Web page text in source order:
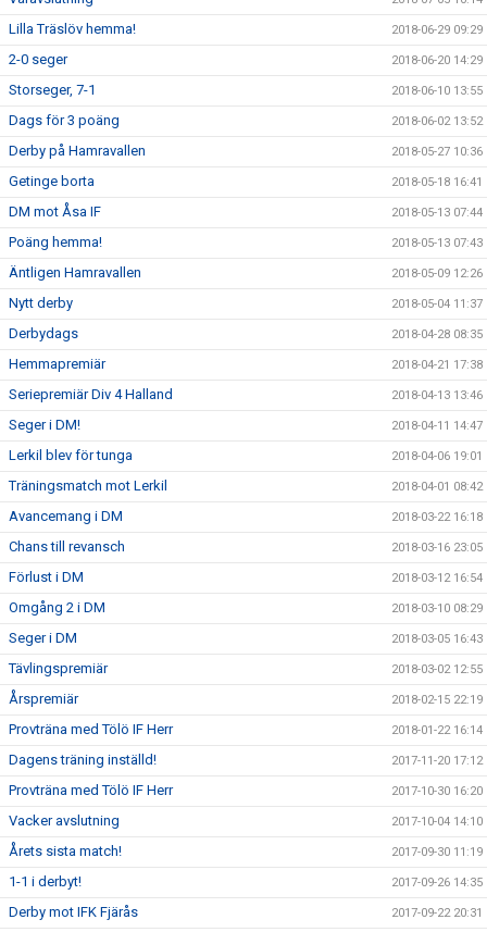
Lilla Träslöv hemma! 2018-06-29 09:29
2-0 seger 2018-06-20 14:29
Storseger, 7-1 2018-06-10 13:55
Dags för 3 poäng 2018-06-02 13:52
Derby på Hamravallen 2018-05-27 10:36
Getinge borta 2018-05-18 16:41
DM mot Åsa IF 2018-05-13 07:44
Poäng hemma! 2018-05-13 07:43
Äntligen Hamravallen 2018-05-09 12:26
Nytt derby 2018-05-04 11:37
Derbydags 2018-04-28 08:35
Hemmapremiär 2018-04-21 17:38
Seriepremiär Div 4 Halland 2018-04-13 13:46
Seger i DM! 2018-04-11 14:47
Lerkil blev för tunga 2018-04-06 19:01
Träningsmatch mot Lerkil 2018-04-01 08:42
Avancemang i DM 2018-03-22 16:18
Chans till revansch 2018-03-16 23:05
Förlust i DM 2018-03-12 16:54
Omgång 2 i DM 2018-03-10 08:29
Seger i DM 2018-03-05 16:43
Tävlingspremiär 2018-03-02 12:55
Årspremiär 2018-02-15 22:19
Provträna med Tölö IF Herr 2018-01-22 16:14
Dagens träning inställd! 2017-11-20 17:12
Provträna med Tölö IF Herr 2017-10-30 16:20
Vacker avslutning 2017-10-04 14:10
Årets sista match! 2017-09-30 11:19
1-1 i derbyt! 2017-09-26 14:35
Derby mot IFK Fjärås 2017-09-22 20:31